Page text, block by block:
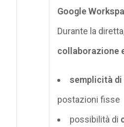
Google
Durante la
collaborazione
semplicità di
postazioni fisse
possibilità di